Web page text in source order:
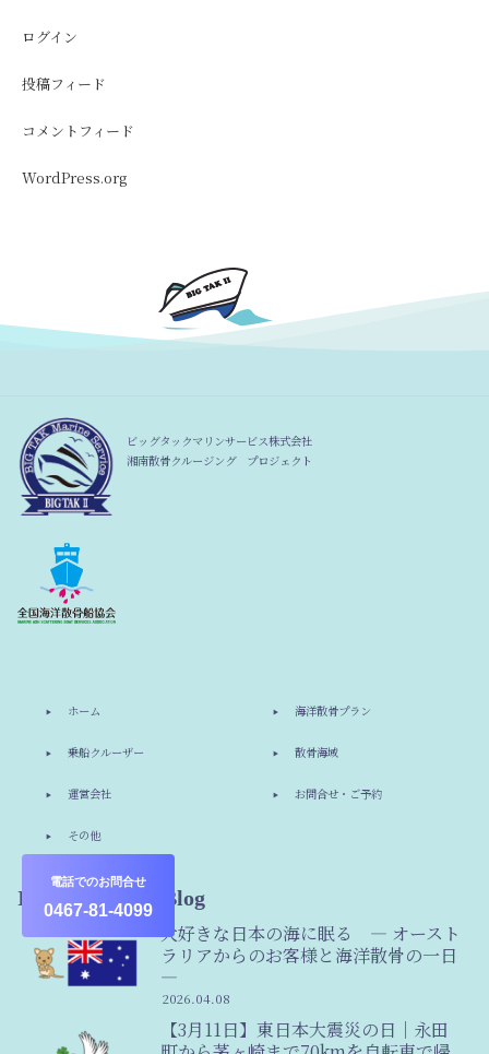
電話でのお問合せ
0467-81-4099
ログイン
投稿フィード
コメントフィード
WordPress.org
ビッグタックマリンサービス株式会社
湘南散骨クルージング プロジェクト
ホーム 海洋散骨プラン
乗船クルーザー 散骨海域
運営会社 お問合せ・ご予約
その他
Information & Blog
大好きな日本の海に眠る ― オースト
ラリアからのお客様と海洋散骨の一日
―
2026.04.08
【3月11日】東日本大震災の日｜永田